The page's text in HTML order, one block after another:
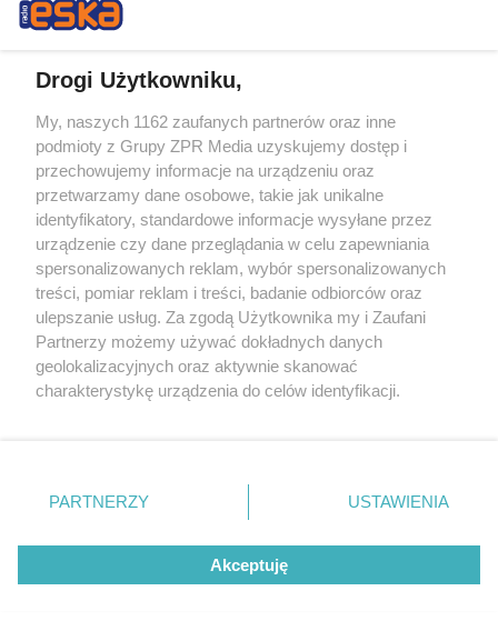
- W tym roku złożyliśmy wniosek o wydanie DŚU dla
obwodnicy Starachowic w ciągu DK42. Uzyskaliśmy
decyzję środowiskową dla I etapu obwodnicy
Chmielnika w ciągu DK73/78, trwa rozpatrywanie
wniosku o DŚU dla obwodnicy Osieka w ciągu DK79.
To trzy inwestycje przygotowywane w ramach
Programu budowy 100 obwodnic - podsumowuje
Małgorzata Pawelec-Buras.
Drogi Użytkowniku,
My, naszych 1162 zaufanych partnerów oraz inne
podmioty z Grupy ZPR Media uzyskujemy dostęp i
przechowujemy informacje na urządzeniu oraz
przetwarzamy dane osobowe, takie jak unikalne
identyfikatory, standardowe informacje wysyłane przez
urządzenie czy dane przeglądania w celu zapewniania
spersonalizowanych reklam, wybór spersonalizowanych
treści, pomiar reklam i treści, badanie odbiorców oraz
ulepszanie usług. Za zgodą Użytkownika my i Zaufani
Partnerzy możemy używać dokładnych danych
geolokalizacyjnych oraz aktywnie skanować
charakterystykę urządzenia do celów identyfikacji.
zmienić/wycofać klikając przycisk ustawień prywatności
znajdujący się w lewym dolnym rogu strony
rodzaje przetwarzania danych nie wymagają zgody
użytkownika, ale masz prawo sprzeciwić się takiemu
przetwarzaniu. Preferencje będą miały zastosowanie tylko
PARTNERZY USTAWIENIA
Akceptuję